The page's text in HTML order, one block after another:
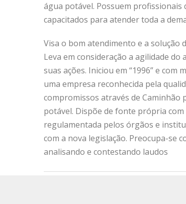
água potável. Possuem profissionais
capacitados para atender toda a
Visa o bom atendimento e a solução
Leva em consideração a agilidade
suas ações. Iniciou em “1996” e com
uma empresa reconhecida pela
compromissos através de Caminhão
potável. Dispõe de fonte própria
regulamentada pelos órgãos e
com a nova legislação. Preocupa-se
analisando e contestando laudos